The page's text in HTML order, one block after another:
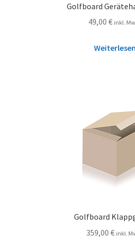
Golfboard
49,00 € inkl.
Weiterlesen
Golfboard
359,00 € inkl.